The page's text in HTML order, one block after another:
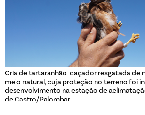
Cria de tartaranhão-caçador resgatada de
meio natural, cuja proteção no terreno foi
desenvolvimento na estação de
de Castro/Palombar.